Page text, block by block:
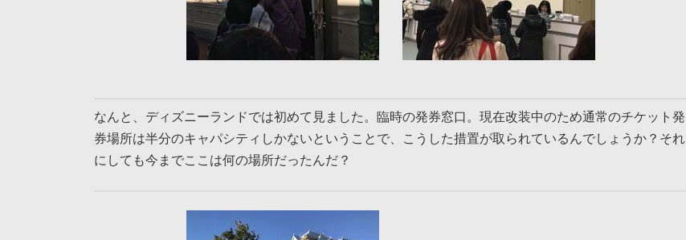
なんと、ディズニーランドでは初めて見ました。臨時の発券窓口。現在改装中のため通常のチケット発
券場所は半分のキャパシティしかないということで、こうした措置が取られているんでしょうか？それ
にしても今までここは何の場所だったんだ？